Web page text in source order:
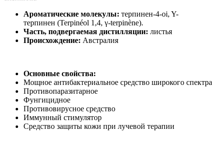
Ароматические молекулы: терпинен-4-oi, Y-
терпинен (Terpinéol 1,4, γ-terpinène).
Часть, подвергаемая дистилляции: листья
Происхождение: Австралия
Основные свойства:
Мощное антибактериальное средство широкого спектра
Противопаразитарное
Фунгицидное
Противовирусное средство
Иммунный стимулятор
Средство защиты кожи при лучевой терапии